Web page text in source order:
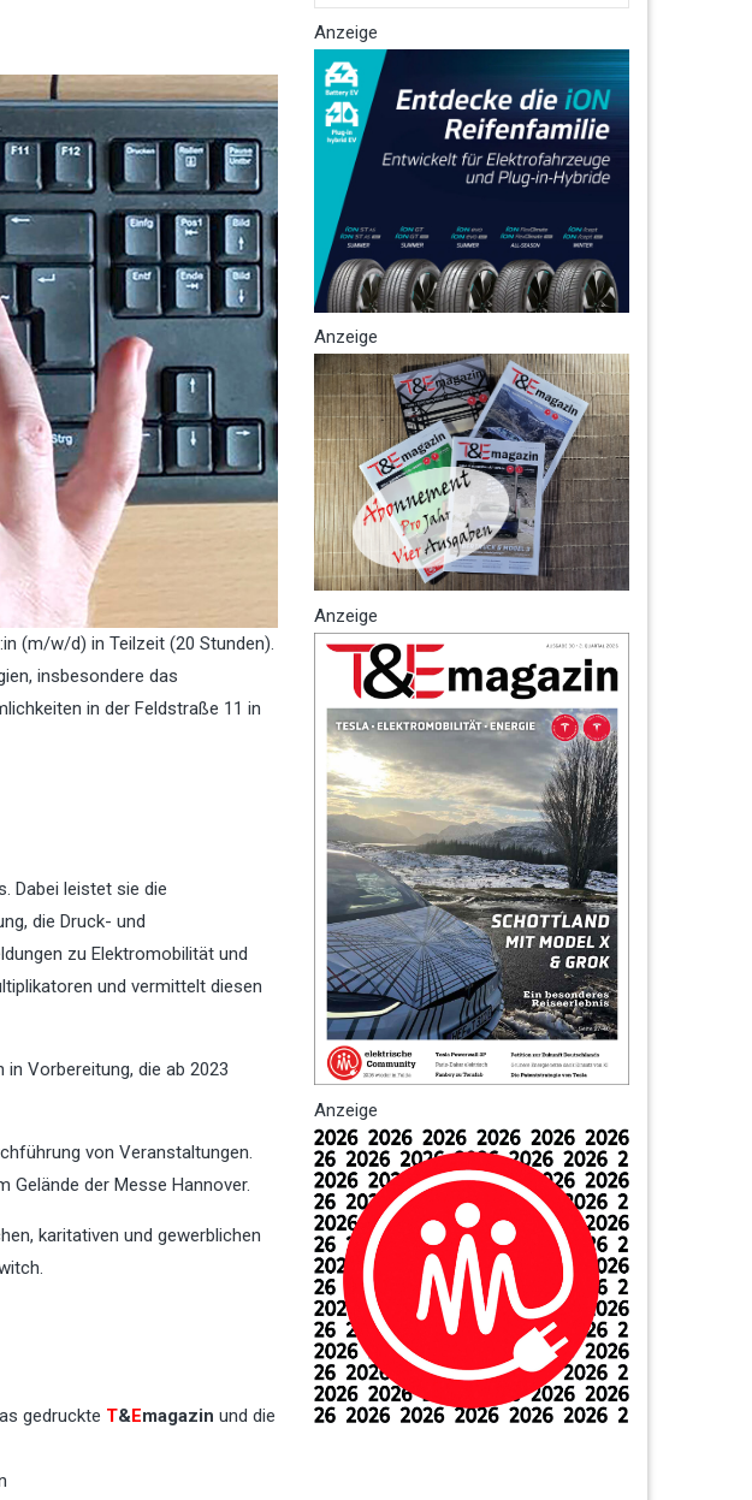
(m/w/d) in Teilzeit (20 Stunden).
insbesondere das
in der Feldstraße 11 in
Dabei leistet sie die
die Druck- und
zu Elektromobilität und
und vermittelt diesen
Vorbereitung, die ab 2023
von Veranstaltungen.
Gelände der Messe Hannover.
karitativen und gewerblichen
gedruckte T&Emagazin und die
Anzeige
Anzeige
Anzeige
Anzeige